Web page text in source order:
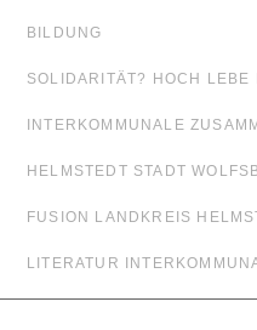
BILDUNG
SOLIDARITÄT? HOCH LEBE
INTERKOMMUNALE
HELMSTEDT STADT
FUSION LANDKREIS
LITERATUR